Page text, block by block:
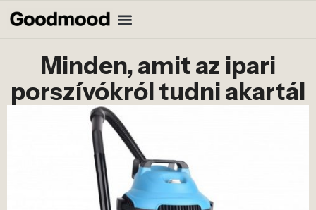
Minden, amit az ipari
porszívókról tudni akartál